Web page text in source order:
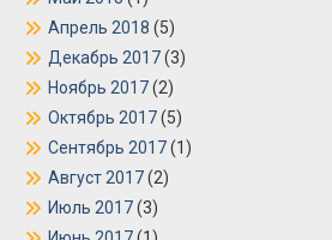
Апрель 2018 (5)
Декабрь 2017(3)
Ноябрь 2017(2)
Октябрь 2017(5)
Сентябрь 2017(1)
Август 2017(2)
Июль 2017(3)